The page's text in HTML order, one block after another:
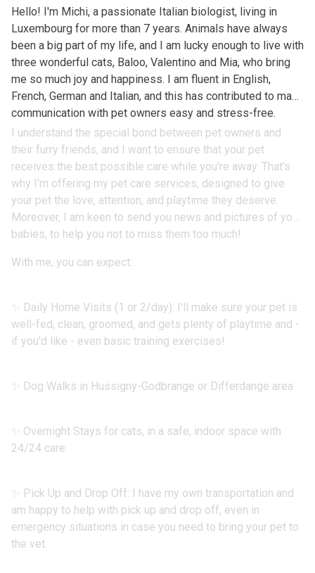
Hello! I'm Michi, a passionate Italian biologist, living in
Luxembourg for more than 7 years. Animals have always
been a big part of my life, and I am lucky enough to live with
three wonderful cats, Baloo, Valentino and Mia, who bring
me so much joy and happiness. I am fluent in English,
French, German and Italian, and this has contributed to make
communication with pet owners easy and stress-free.
I understand the special bond between pet owners and
their furry friends, and I want to ensure that your pet
receives the best possible care while you're away. That's
why I'm offering my pet care services, designed to give
your pet the love, attention, and playtime they deserve.
Moreover, I am keen to send you news and pictures of your
babies, to help you not to miss them too much!
With me, you can expect:
✨ Daily Home Visits (1 or 2/day): I'll make sure your pet is
well-fed, clean, groomed, and gets plenty of playtime and -
if you'd like - even basic training exercises!
✨ Dog Walks in Hussigny-Godbrange or Differdange area
✨ Overnight Stays for cats, in a safe, indoor space with
24/24 care.
✨ Pick Up and Drop Off: I have my own transportation and
am happy to help with pick up and drop off, even in
emergency situations in case you need to bring your pet to
the vet.